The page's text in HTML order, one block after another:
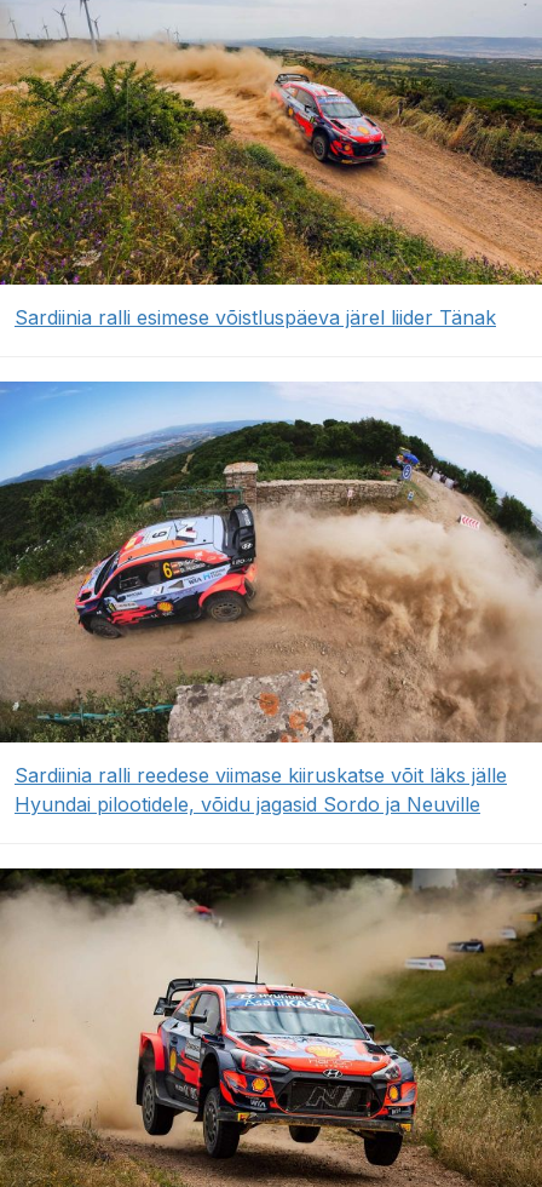
Sardiinia ralli esimese võistluspäeva järel liider Tänak
Sardiinia ralli reedese viimase kiiruskatse võit läks jälle
Hyundai pilootidele, võidu jagasid Sordo ja Neuville